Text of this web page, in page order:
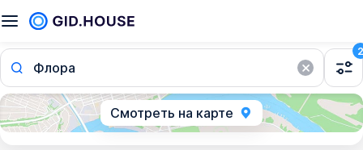
Флора
2
Смотреть на карте